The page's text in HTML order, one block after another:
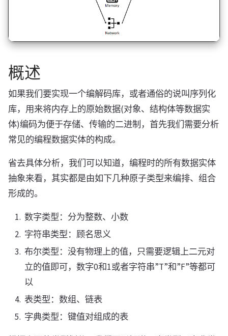
概述
如果我们要实现一个编解码库，或者通俗的说叫序列化
库，用来将内存上的原始数据(对象、结构体等数据实
体)编码为便于存储、传输的二进制，首先我们需要分析
常见的编程数据实体的构成。
省去具体分析，我们可以知道，编程时的所有数据实体
抽象来看，其实都是由如下几种原子类型来编排、组合
形成的。
数字类型：分为整数、小数
字符串类型：顾名思义
布尔类型：没有物理上的值，只需要逻辑上二元对
立的值即可，数字0和1或者字符串”T”和”F”等都可
以
表类型：数组、链表
字典类型：键值对组成的表